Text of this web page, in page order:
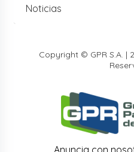
Noticias
Copyright © GPR S.A. |
Anuncia con